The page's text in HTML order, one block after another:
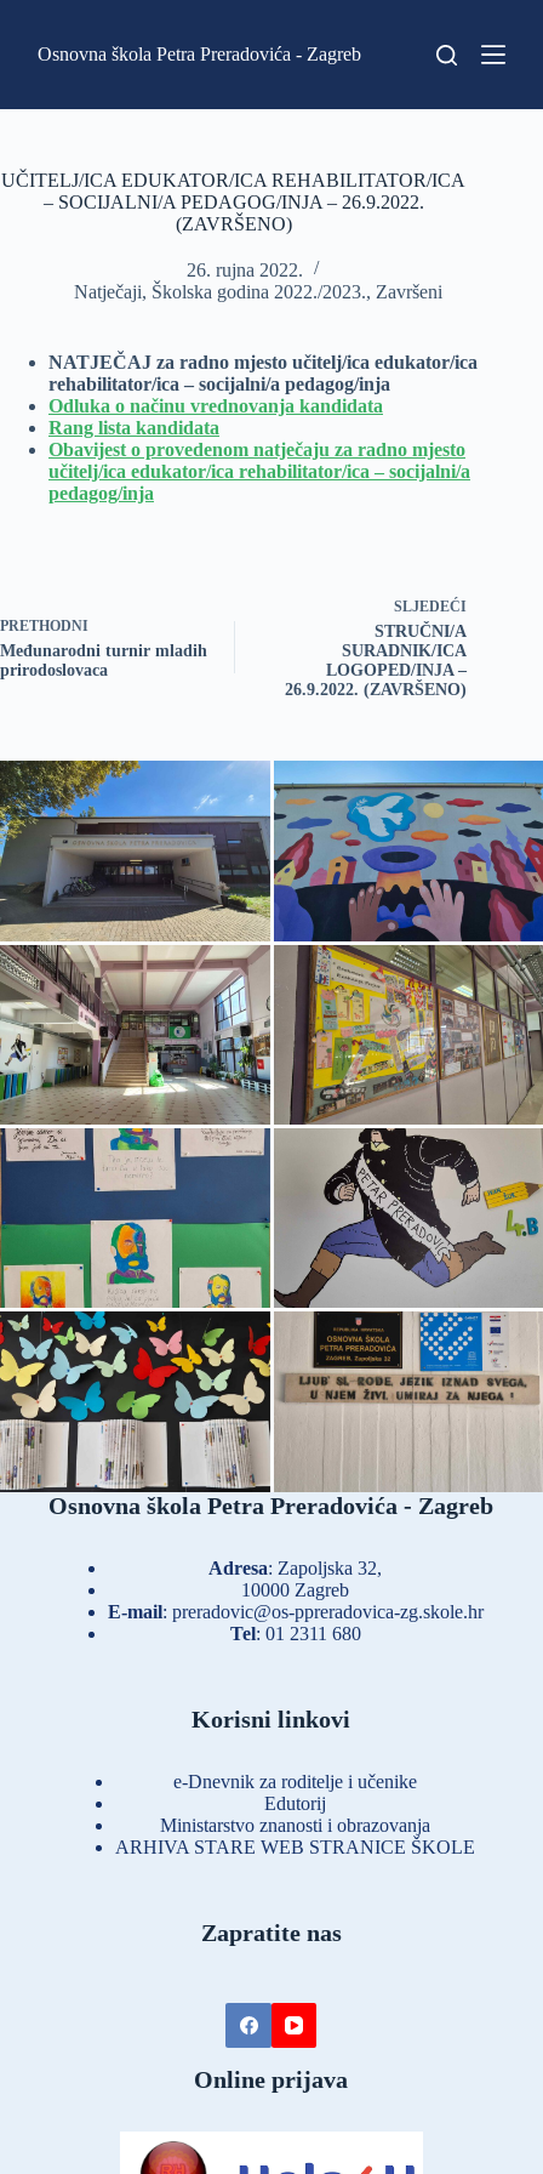
k
i
Osnovna škola Petra Preradovića - Zagreb
UČITELJ/ICA EDUKATOR/ICA REHABILITATOR/ICA
– SOCIJALNI/A PEDAGOG/INJA – 26.9.2022.
(ZAVRŠENO)
26. rujna 2022.
Natječaji, Školska godina 2022./2023., Završeni
NATJEČAJ za radno mjesto učitelj/ica edukator/ica
rehabilitator/ica – socijalni/a pedagog/inja
Odluka o načinu vrednovanja kandidata
Rang lista kandidata
Obavijest o provedenom natječaju za radno mjesto
učitelj/ica edukator/ica rehabilitator/ica – socijalni/a
pedagog/inja
PRETHODNI
Međunarodni turnir mladih
prirodoslovaca
SLJEDEĆI
STRUČNI/A
SURADNIK/ICA
LOGOPED/INJA –
26.9.2022. (ZAVRŠENO)
Osnovna škola Petra Preradovića - Zagreb
Adresa: Zapoljska 32,
10000 Zagreb
E-mail: preradovic@os-ppreradovica-zg.skole.hr
Tel: 01 2311 680
Korisni linkovi
e-Dnevnik za roditelje i učenike
Edutorij
Ministarstvo znanosti i obrazovanja
ARHIVA STARE WEB STRANICE ŠKOLE
Zapratite nas
Online prijava